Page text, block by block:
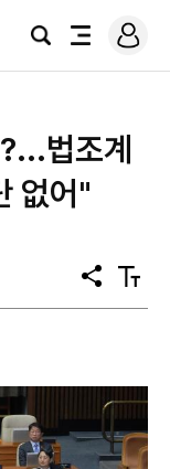
검
전
로
그
법조계
없어"
공
유
텍
스